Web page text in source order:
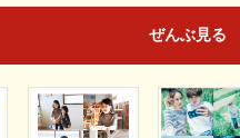
ぜんぶ見る